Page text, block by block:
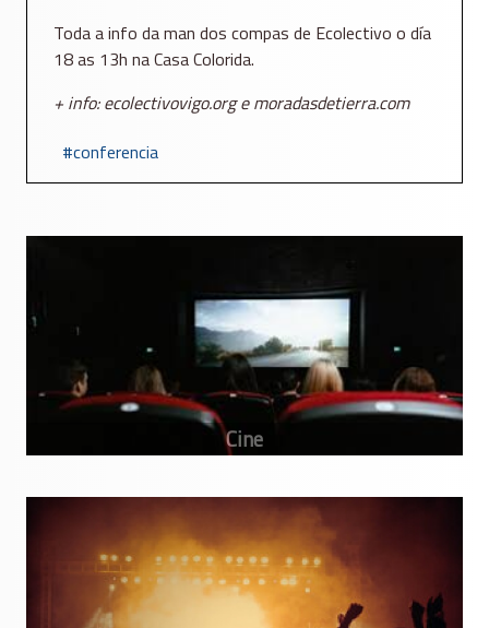
Toda a info da man dos compas de Ecolectivo o día
18 as 13h na Casa Colorida.
+ info: ecolectivovigo.org e moradasdetierra.com
conferencia